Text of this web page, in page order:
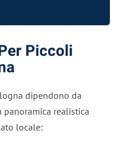
Piccoli
dipendono da
panoramica realistica
locale: